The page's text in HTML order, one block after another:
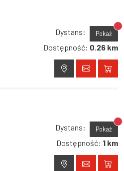
Dystans:
Pokaż
Dostępność: 0.26 km
Dystans:
Pokaż
Dostępność: 1 km